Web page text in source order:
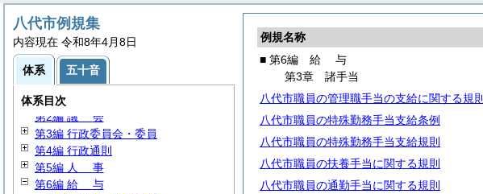
例規名称
■ 第6編 給 与
第3章 諸手当
八代市職員の管理職手当の支給に関する規則
八代市職員の特殊勤務手当支給条例
八代市職員の特殊勤務手当支給規則
八代市職員の扶養手当に関する規則
八代市職員の通勤手当に関する規則
八代市例規集
内容現在 令和8年4月8日
体系 五十音
体系目次
第1編
第2編 議 会
第3編 行政委員会・委員
第4編 行政通則
第5編 人 事
第6編 給 与